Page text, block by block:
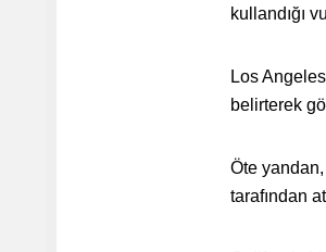
kullandığı
Los
belirterek
Öte
tarafından